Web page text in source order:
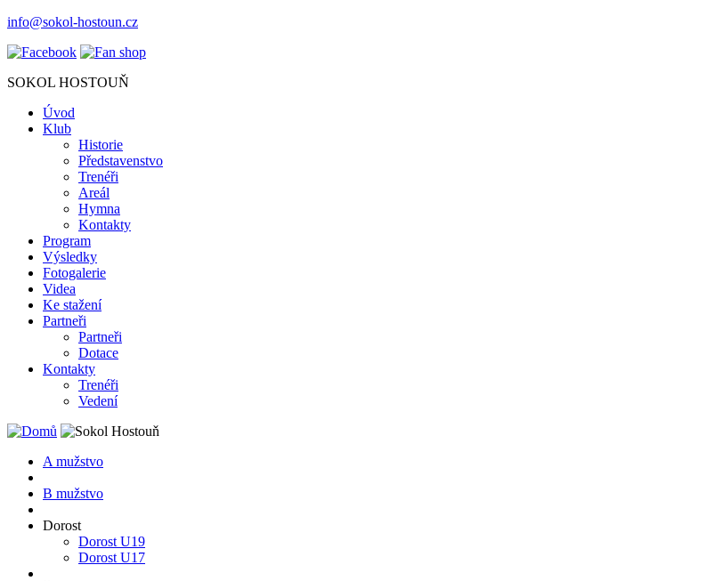
info@sokol-hostoun.cz
SOKOL HOSTOUŇ
Úvod
Klub
Historie
Představenstvo
Trenéři
Areál
Hymna
Kontakty
Program
Výsledky
Fotogalerie
Videa
Ke stažení
Partneři
Partneři
Dotace
Kontakty
Trenéři
Vedení
A mužstvo
B mužstvo
Dorost
Dorost U19
Dorost U17